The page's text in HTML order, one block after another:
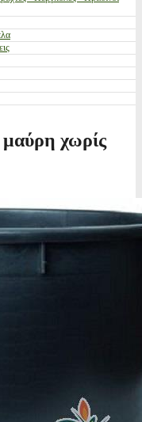
χωρίς